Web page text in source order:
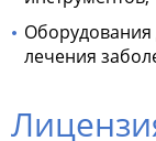
лечения